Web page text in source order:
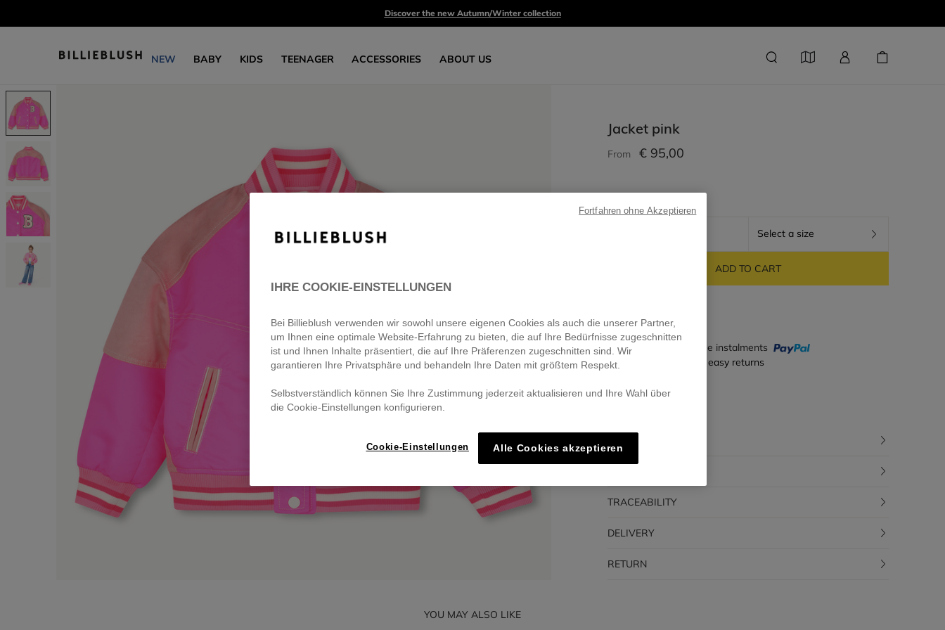
Discover the new Autumn/Winter collection
NEW BABY KIDS TEENAGER ACCESSORIES ABOUT US
Jacket pink
From € 95,00
Select a size
ADD TO CART
Pay in 4 interest-free instalments
🔒 Secure payment & easy returns
TRACEABILITY
DELIVERY
RETURN
YOU MAY ALSO LIKE
IHRE COOKIE-EINSTELLUNGEN
Bei Billieblush verwenden wir sowohl unsere eigenen Cookies als auch die unserer Partner,
um Ihnen eine optimale Website-Erfahrung zu bieten, die auf Ihre Bedürfnisse zugeschnitten
ist und Ihnen Inhalte präsentiert, die auf Ihre Präferenzen zugeschnitten sind. Wir
garantieren Ihre Privatsphäre und behandeln Ihre Daten mit größtem Respekt.
Selbstverständlich können Sie Ihre Zustimmung jederzeit aktualisieren und Ihre Wahl über
die Cookie-Einstellungen konfigurieren.
Cookie-Einstellungen Alle Cookies akzeptieren
Fortfahren ohne Akzeptieren